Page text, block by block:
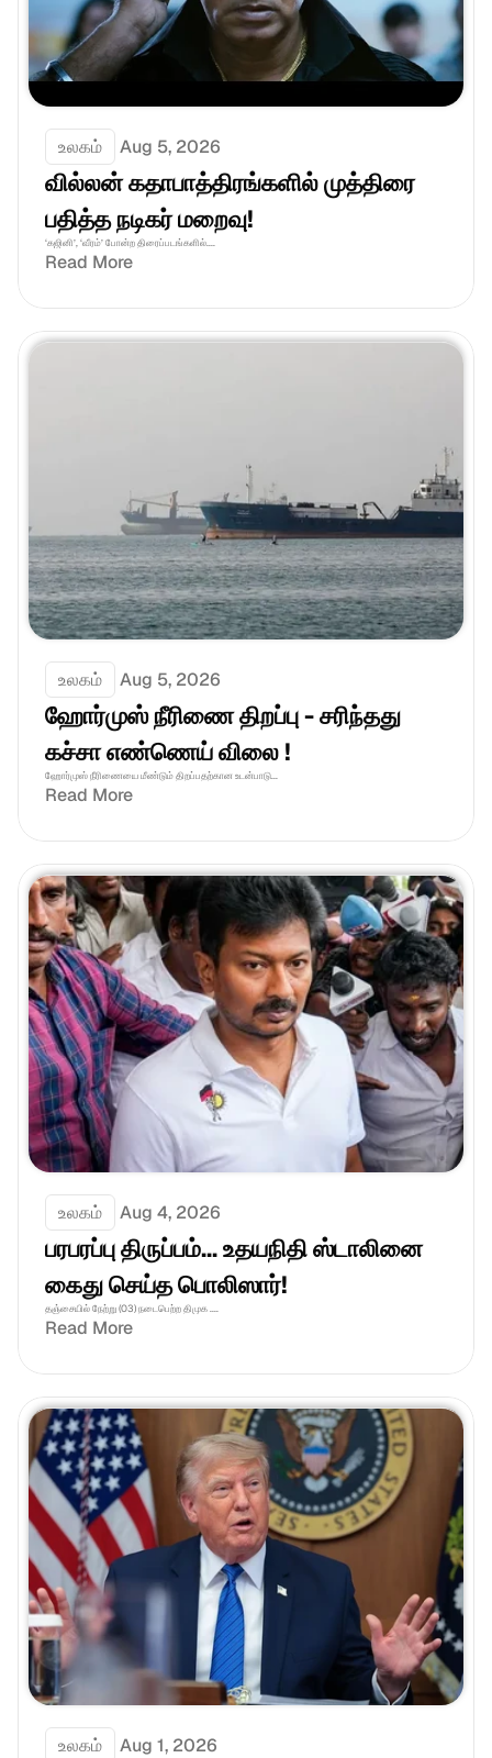
உலகம் Aug 5, 2026
வில்லன் கதாபாத்திரங்களில் முத்திரை
பதித்த நடிகர் மறைவு!
‘கஜினி’, ‘வீரம்’ போன்ற திரைப்படங்களில்....
Read More
உலகம் Aug 5, 2026
ஹோர்முஸ் நீரிணை திறப்பு - சரிந்தது
கச்சா எண்ணெய் விலை !
ஹோர்முஸ் நீரிணையை மீண்டும் திறப்பதற்கான உடன்பாடு...
Read More
உலகம் Aug 4, 2026
பரபரப்பு திருப்பம்... உதயநிதி ஸ்டாலினை
கைது செய்த பொலிஸார்!
தஞ்சையில் நேற்று (03) நடைபெற்ற திமுக ....
Read More
உலகம் Aug 1, 2026